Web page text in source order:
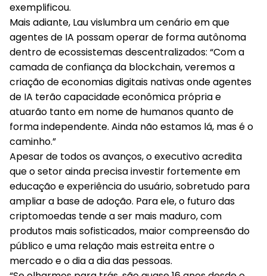
exemplificou.
Mais adiante, Lau vislumbra um cenário em que
agentes de IA possam operar de forma autônoma
dentro de ecossistemas descentralizados: “Com a
camada de confiança da blockchain, veremos a
criação de economias digitais nativas onde agentes
de IA terão capacidade econômica própria e
atuarão tanto em nome de humanos quanto de
forma independente. Ainda não estamos lá, mas é o
caminho.”
Apesar de todos os avanços, o executivo acredita
que o setor ainda precisa investir fortemente em
educação e experiência do usuário, sobretudo para
ampliar a base de adoção. Para ele, o futuro das
criptomoedas tende a ser mais maduro, com
produtos mais sofisticados, maior compreensão do
público e uma relação mais estreita entre o
mercado e o dia a dia das pessoas.